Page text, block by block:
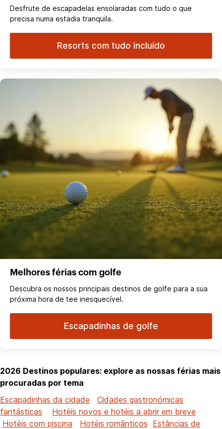
Desfrute de escapadelas ensolaradas com tudo o que
precisa numa estadia tranquila.
Resorts com tudo incluído
Melhores férias com golfe
Descubra os nossos principais destinos de golfe para a sua
próxima hora de tee inesquecível.
Escapadinhas de golfe
2026 Destinos populares: explore as nossas férias mais
procuradas por tema
Escapadinhas da cidade
Cidades gastronómicas
fantásticas
Hotéis novos e hotéis a abrir em breve
Hotéis com piscina
Hotéis românticos Estâncias de